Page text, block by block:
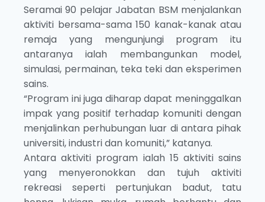
Seramai 90 pelajar Jabatan BSM menjalankan
aktiviti bersama-sama 150 kanak-kanak atau
remaja yang mengunjungi program itu
antaranya ialah membangunkan model,
simulasi, permainan, teka teki dan eksperimen
sains.
“Program ini juga diharap dapat meninggalkan
impak yang positif terhadap komuniti dengan
menjalinkan perhubungan luar di antara pihak
universiti, industri dan komuniti,” katanya.
Antara aktiviti program ialah 15 aktiviti sains
yang menyeronokkan dan tujuh aktiviti
rekreasi seperti pertunjukan badut, tatu